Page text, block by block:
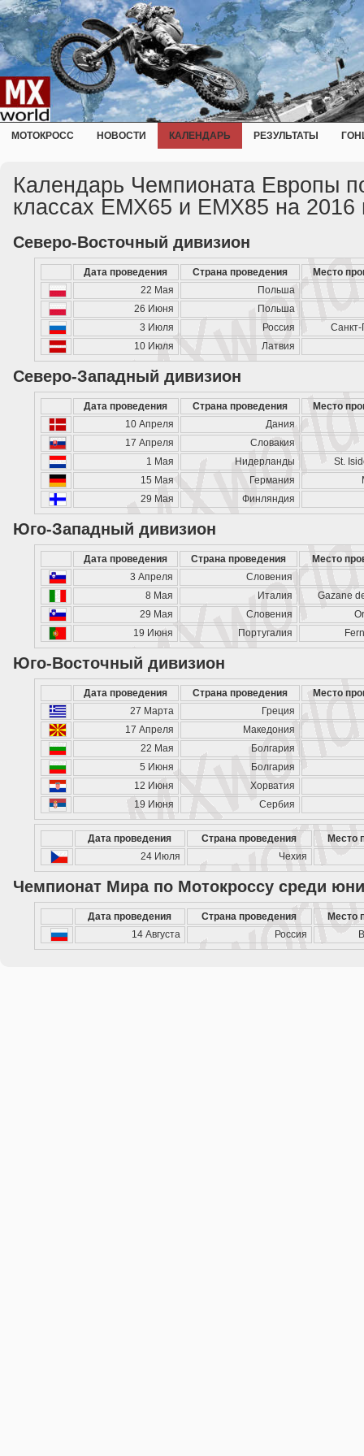
МОТОКРОСС НОВОСТИ КАЛЕНДАРЬ РЕЗУЛЬТАТЫ
Календарь Чемпионата Европы
классах EMX65 и EMX85 на 2016
Северо-Восточный дивизион
Дата проведения Страна проведения
Место
22 Мая
Польша
26 Июня
Польша
3 Июля
Россия
Санкт-
10 Июля
Латвия
Северо-Западный дивизион
Дата проведения Страна проведения
Место
10 Апреля
Дания
17 Апреля
Словакия
1 Мая
Нидерланды
St.
15 Мая
Германия
29 Мая
Финляндия
Юго-Западный дивизион
Дата проведения Страна проведения
Место
3 Апреля
Словения
8 Мая
Италия
Gazane
29 Мая
Словения
19 Июня
Португалия
Юго-Восточный дивизион
Дата проведения Страна проведения
Место
27 Марта
Греция
17 Апреля
Македония
22 Мая
Болгария
5 Июня
Болгария
12 Июня
Хорватия
19 Июня
Сербия
Дата проведения Страна проведения
Место
24 Июля
Чехия
Чемпионат Мира по Мотокроссу среди
Дата проведения Страна проведения
Место
14 Августа
Россия